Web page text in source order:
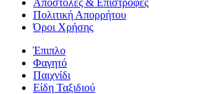
Πολιτική Απορρήτου
Όροι Χρήσης
Έπιπλο
Φαγητό
Παιχνίδι
Είδη Ταξιδιού